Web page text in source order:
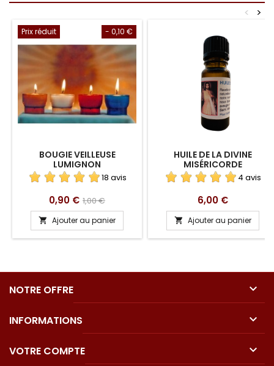
>
<
- 0,10 €
Prix réduit
BOUGIE VEILLEUSE
LUMIGNON
18 avis
Prix
0,90 € Prix
de
base
1,00 €
 Ajouter au panier
HUILE DE LA DIVINE
MISÉRICORDE
4 avis
Prix
6,00 €
 Ajouter au panier
NOTRE OFFRE 
INFORMATIONS 
VOTRE COMPTE 